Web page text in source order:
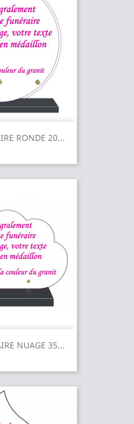
RONDE 20...
NUAGE 35...